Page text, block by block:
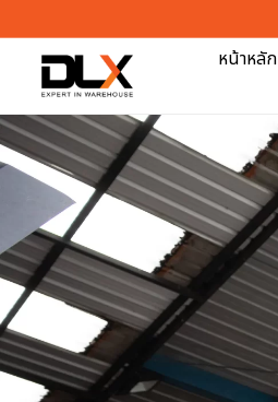
ไป
หน้าหลัก